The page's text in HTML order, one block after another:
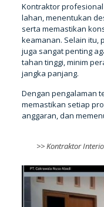
Kontraktor
lahan, menentukan
serta memastikan
keamanan. Selain itu,
juga sangat penting
tahan tinggi, minim
jangka panjang.
Dengan pengalaman
memastikan setiap
anggaran, dan
>>Kontraktor